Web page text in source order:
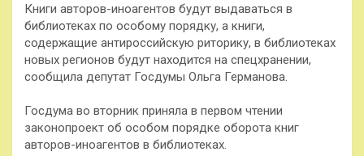
Книги авторов-иноагентов будут выдаваться в
библиотеках по особому порядку, а книги,
содержащие антироссийскую риторику, в библиотеках
новых регионов будут находится на спецхранении,
сообщила депутат Госдумы Ольга Германова.
Госдума во вторник приняла в первом чтении
законопроект об особом порядке оборота книг
авторов-иноагентов в библиотеках.